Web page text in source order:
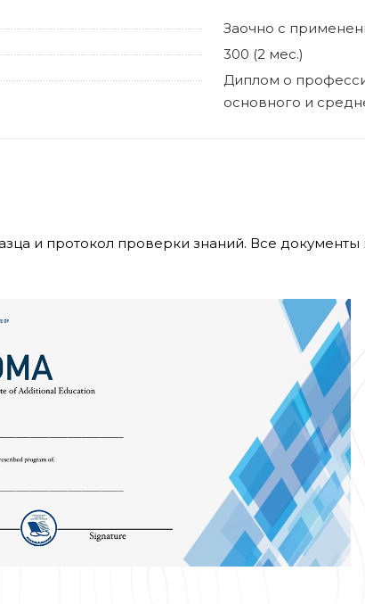
Заочно с
300 (2 мес.)
Диплом о
основного и
и протокол проверки знаний. Все